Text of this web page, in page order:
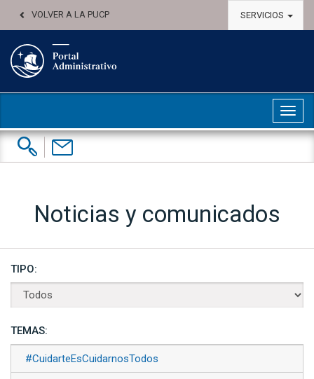
VOLVER A LA PUCP SERVICIOS
Buscar:
Contáctenos
Noticias y comunicados
TIPO:
TEMAS:
#CuidarteEsCuidarnosTodos